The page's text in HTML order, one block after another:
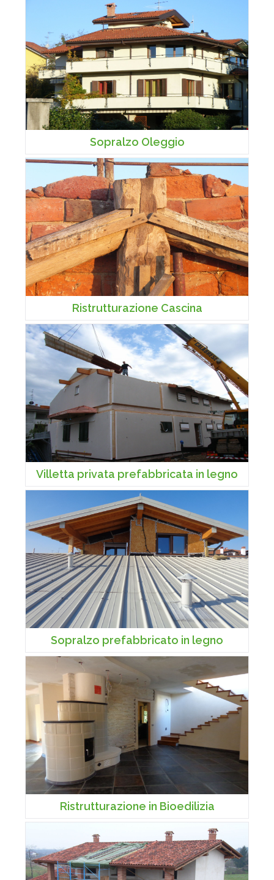
Sopralzo Oleggio
Ristrutturazione Cascina
Villetta privata prefabbricata in legno
Sopralzo prefabbricato in legno
Ristrutturazione in Bioedilizia